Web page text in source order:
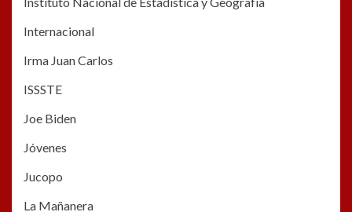
Internacional
Irma Juan Carlos
ISSSTE
Joe Biden
Jóvenes
Jucopo
La Mañanera